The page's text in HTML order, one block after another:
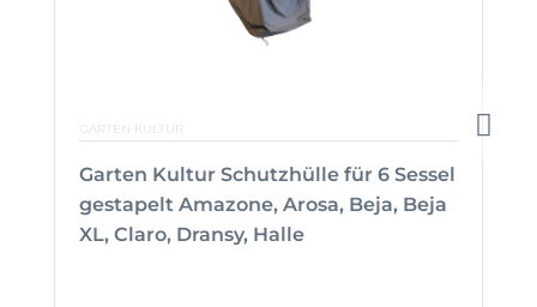
GARTEN KULTUR
Garten Kultur Schutzhülle für 6 Sessel
gestapelt Amazone, Arosa, Beja, Beja
XL, Claro, Dransy, Halle